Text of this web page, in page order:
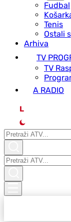
Fudbal
Tenis
Ostali
Arhiva
TV
ТV
A RADIO
L